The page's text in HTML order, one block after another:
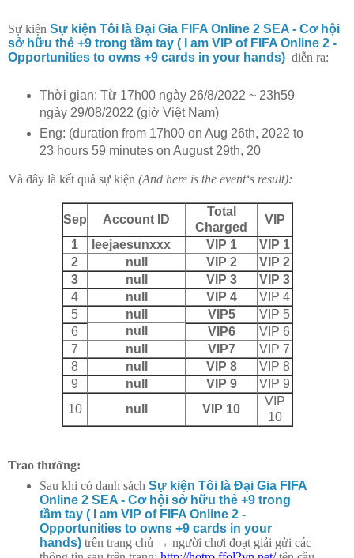
Sự kiện Sự kiện Tôi là Đại Gia FIFA Online 2 SEA - Cơ hội
sở hữu thẻ +9 trong tầm tay ( I am VIP of FIFA Online 2 -
Opportunities to owns +9 cards in your hands) diễn ra:
Thời gian: Từ 17h00 ngày 26/8/2022 ~ 23h59
ngày 29/08/2022 (giờ Việt Nam)
Eng: (duration from 17h00 on Aug 26th, 2022 to
23 hours 59 minutes on August 29th, 20
Và đây là kết quả sự kiện (And here is the event‘s result):
Sep Account ID
Total
Charged
VIP
1
leejaesunxxx VIP 1
VIP 1
2
null VIP 2
VIP 2
3
null VIP 3
VIP 3
4
null VIP 4
VIP 4
5
null VIP5
VIP 5
6
null VIP6
VIP 6
7
null VIP7
VIP 7
8
null VIP 8
VIP 8
9
null VIP 9
VIP 9
10
null VIP 10
VIP
10
Trao thưởng:
Sau khi có danh sách Sự kiện Tôi là Đại Gia FIFA
Online 2 SEA - Cơ hội sở hữu thẻ +9 trong
tầm tay ( I am VIP of FIFA Online 2 -
Opportunities to owns +9 cards in your
hands)trên trang chủ → người chơi đoạt giải gửi các